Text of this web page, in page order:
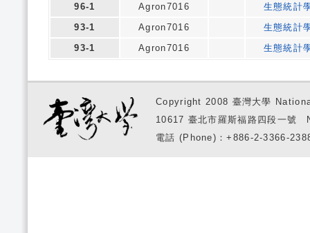
96-1
Agron7016
生態統計
93-1
Agron7016
生態統計
93-1
Agron7016 生態統計
Copyright 2008 臺灣大學
10617 臺北市羅斯福路四段一
電話 (Phone)：+886-2-3366-